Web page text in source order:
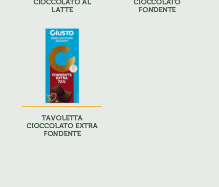
CIOCCOLATO AL
LATTE
CIOCCOLATO
FONDENTE
TAVOLETTA
CIOCCOLATO EXTRA
FONDENTE